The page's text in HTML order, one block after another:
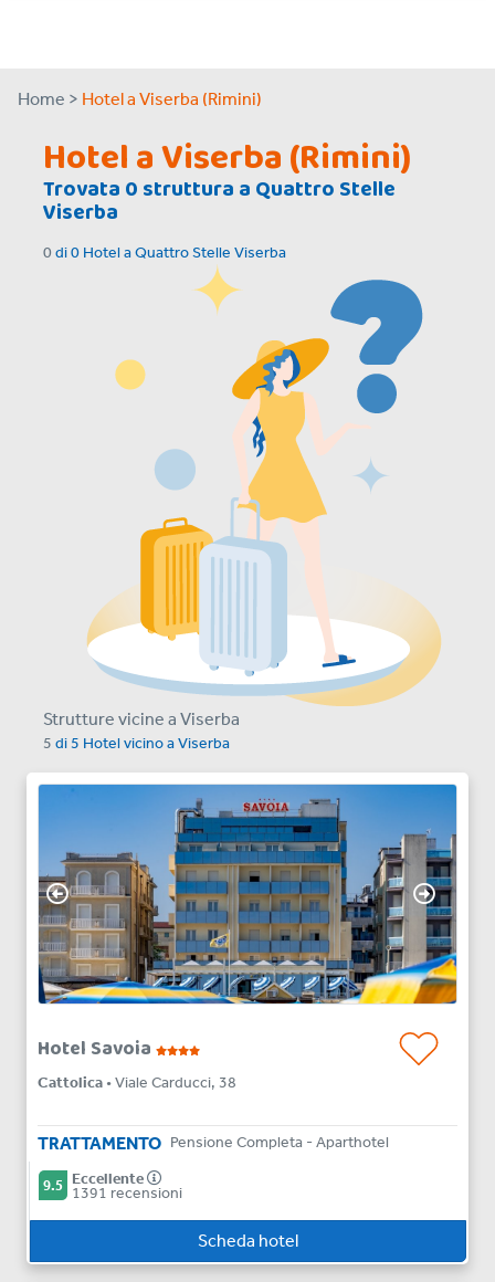
Home > Hotel a Viserba (Rimini)
Hotel a Viserba (Rimini)
Trovata0struttura aQuattro Stelle
Viserba
0 di0 Hotel aQuattro Stelle Viserba
Strutture vicine a Viserba
5 di5 Hotel vicino aViserba
Hotel Savoia
Cattolica • Viale Carducci, 38
TRATTAMENTO Pensione Completa - Aparthotel
9.5 Eccellente
1391 recensioni
Scheda hotel